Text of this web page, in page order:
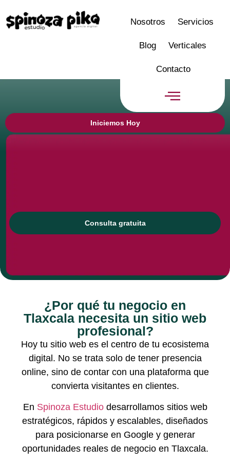
Nosotros Servicios
Blog Verticales
Contacto
Iniciemos Hoy
Consulta gratuita
¿Por qué tu negocio en
Tlaxcala necesita un sitio web
profesional?
Hoy tu sitio web es el centro de tu ecosistema
digital. No se trata solo de tener presencia
online, sino de contar con una plataforma que
convierta visitantes en clientes.
En Spinoza Estudiodesarrollamos sitios web
estratégicos, rápidos y escalables, diseñados
para posicionarse en Google y generar
oportunidades reales de negocio en Tlaxcala.